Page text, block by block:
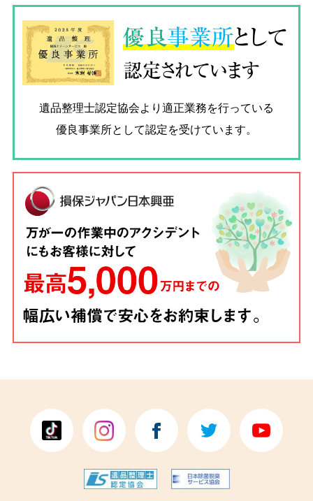
優良事業所として
認定されています
遺品整理士認定協会より適正業務を行っている
優良事業所として認定を受けています。